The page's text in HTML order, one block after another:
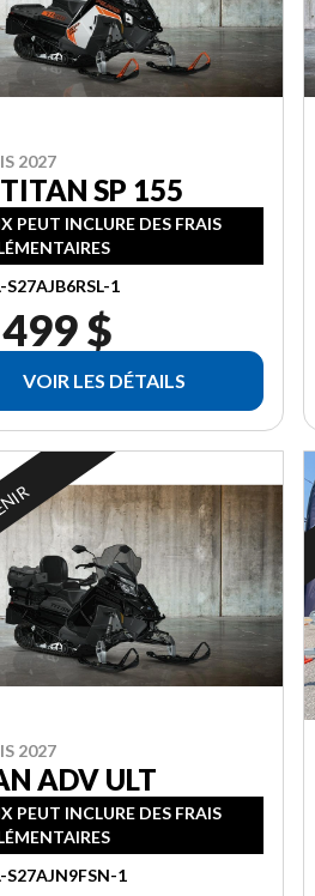
2027
SP 155
PEUT INCLURE DES FRAIS
S27AJB6RSL-1
$
VOIR LES DÉTAILS
2027
ADV ULT
PEUT INCLURE DES FRAIS
S27AJN9FSN-1